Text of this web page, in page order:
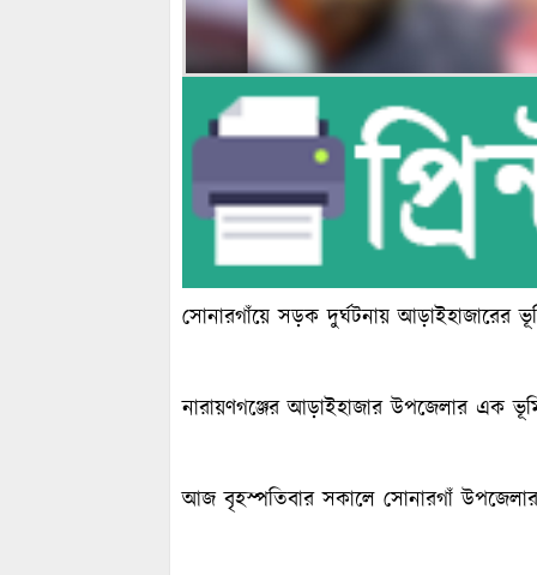
সোনারগাঁয়ে সড়ক দুর্ঘটনায় আড়াইহাজারের
নারায়ণগঞ্জের আড়াইহাজার উপজেলার এক
আজ বৃহস্পতিবার সকালে সোনারগাঁ উপজেলার